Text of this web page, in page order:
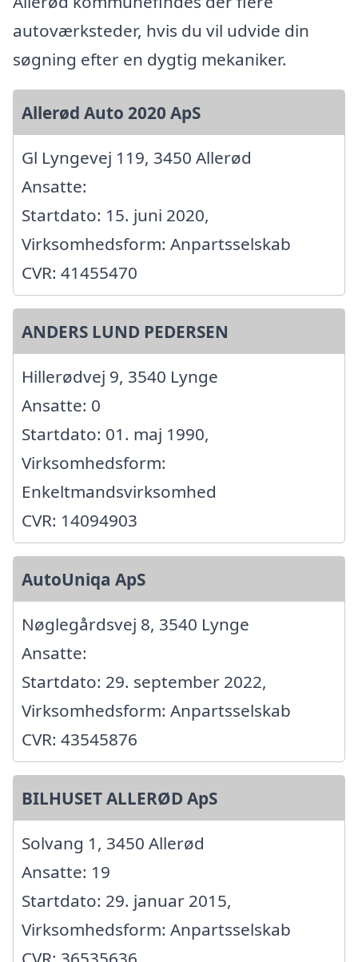
autoværksteder, hvis du vil udvide din
søgning efter en dygtig mekaniker.
Allerød Auto 2020 ApS
Gl Lyngevej 119, 3450 Allerød
Ansatte:
Startdato: 15. juni 2020,
Virksomhedsform: Anpartsselskab
CVR: 41455470
ANDERS LUND PEDERSEN
Hillerødvej 9, 3540 Lynge
Ansatte: 0
Startdato: 01. maj 1990,
Virksomhedsform:
Enkeltmandsvirksomhed
CVR: 14094903
AutoUniqa ApS
Nøglegårdsvej 8, 3540 Lynge
Ansatte:
Startdato: 29. september 2022,
Virksomhedsform: Anpartsselskab
CVR: 43545876
BILHUSET ALLERØD ApS
Solvang 1, 3450 Allerød
Ansatte: 19
Startdato: 29. januar 2015,
Virksomhedsform: Anpartsselskab